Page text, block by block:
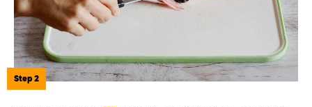
Step 2